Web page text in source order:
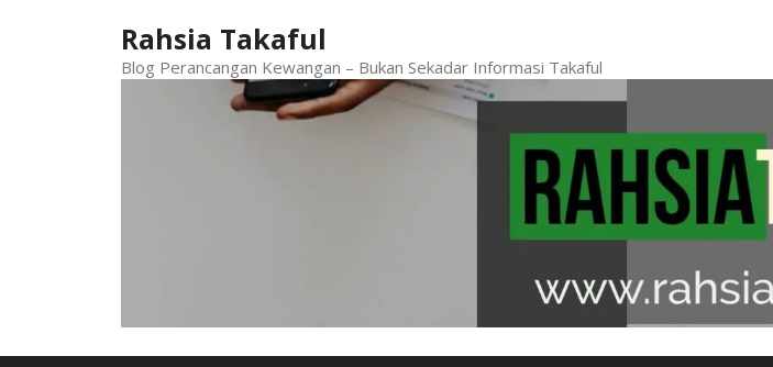
Rahsia Takaful
Blog Perancangan Kewangan – Bukan Sekadar Informasi Takaful